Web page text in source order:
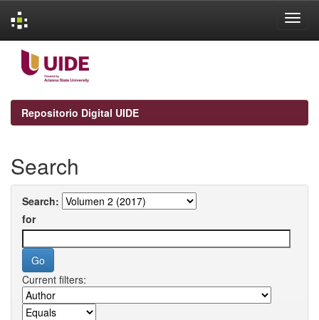
navigation
Repositorio Digital UIDE
Search
Search:
for
Current filters: